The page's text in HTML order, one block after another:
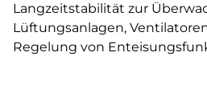
Langzeitstabilität zur
Lüftungsanlagen,
Regelung von